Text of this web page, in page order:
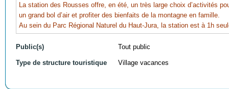
La station des Rousses offre, en été, un très large choix d’activités
un grand bol d’air et profiter des bienfaits de la montagne en famille.
Au sein du Parc Régional Naturel du Haut-Jura, la station est à 1h
Public(s) Tout public
Type de structure touristique Village vacances